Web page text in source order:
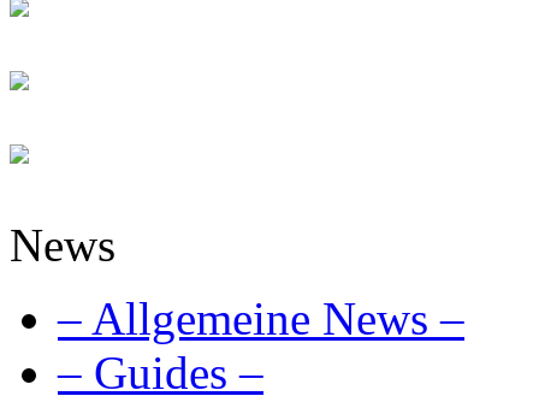
News
– Allgemeine News –
– Guides –